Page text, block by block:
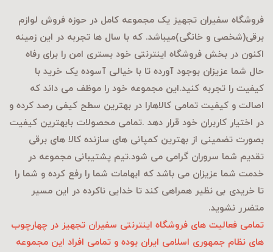
فروشگاه سفیران تجهیز یک مجموعه کامل در حوزه فروش لوازم
برقی(شخصی و خانگی)میباشد. که با سال ها تجربه در این زمینه
اکنون در بخش فروشگاه اینترنتی خود بستری امن را برای رفاه
حال شما عزیزان بوجود آورده تا با خیالی آسوده یک خرید با
کیفیت را تجربه کنید.این مجموعه خود را موظف می داند که
اصالت و کیفیت تمامی کالاهارا در بهترین سطح کیفی رصد کرده و
در اختیار کاربران خود قرار دهد .تمامی محصولات بابهترین کیفیت
بصورت تضمینی از بهترین کمپانی های سازنده کالا های برقی
تقدیم شما سروران گرامی می شود.تیم پشتیبانی مجموعه در
خدمت شما عزیزان می باشد که ابهامات شما را رفع کرده و شما را
تا خریدی بی نظیر همراهی کند تا خدایی ناکرده در این مسیر
متضرر نشوید.
تمامی فعالیت های فروشگاه اینترنتی سفیران تجهیز در چهارچوب
های نظام جمهوری اسلامی ایران بوده و تمامی افراد این مجموعه